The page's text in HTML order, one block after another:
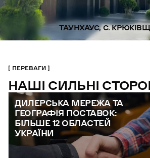
ТАУНХАУС, С.
ПЕРЕВАГИ
НАШІ СИЛЬНІ
ДИЛЕРСЬКА МЕРЕЖА ТА
ГЕОГРАФІЯ ПОСТАВОК:
БІЛЬШЕ 12 ОБЛАСТЕЙ
УКРАЇНИ